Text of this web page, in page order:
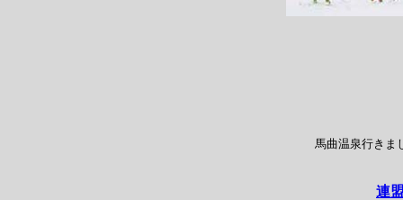
馬曲温泉行きま
連